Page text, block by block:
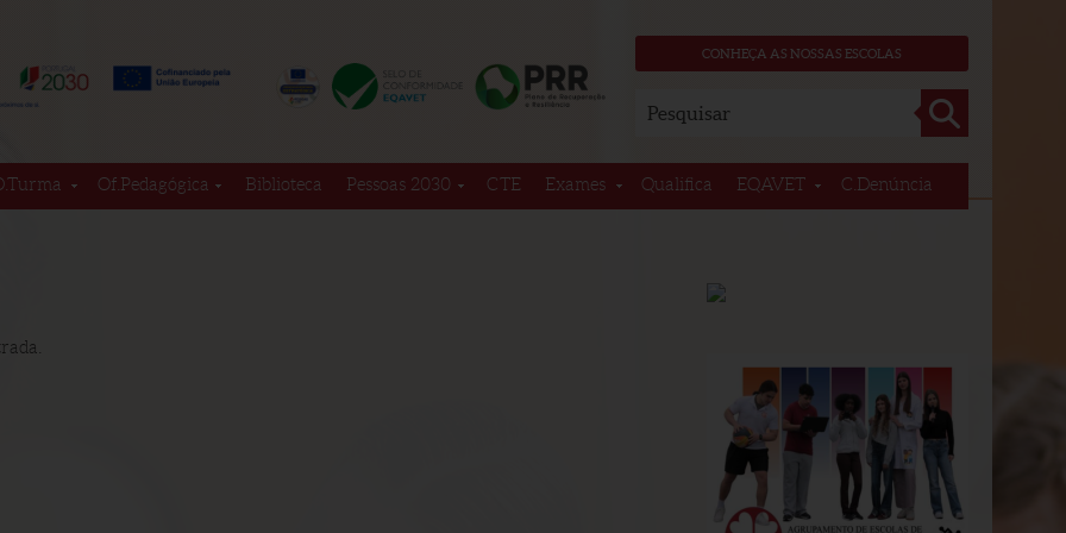
CONHEÇA AS NOSSAS ESCOLAS
Ok
Of.Pedagógica Biblioteca Pessoas 2030 CTE Exames Qualifica EQAVET C.Denúncia